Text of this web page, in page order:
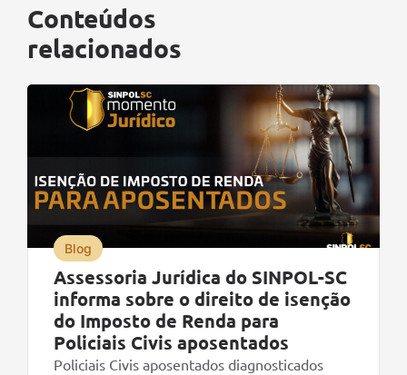
Conteúdos
relacionados
Blog
Assessoria Jurídica do SINPOL-SC
informa sobre o direito de isenção
do Imposto de Renda para
Policiais Civis aposentados
Policiais Civis aposentados diagnosticados